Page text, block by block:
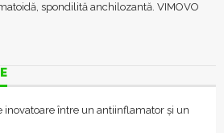
spondilită anchilozantă. VIMOVO
inovatoare între un antiinflamator și un